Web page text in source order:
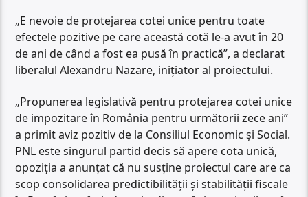
„E nevoie de protejarea cotei unice pentru toate
efectele pozitive pe care această cotă le-a avut în 20
de ani de când a fost ea pusă în practică”, a declarat
liberalul Alexandru Nazare, inițiator al proiectului.
„Propunerea legislativă pentru protejarea cotei unice
de impozitare în România pentru următorii zece ani”
a primit aviz pozitiv de la Consiliul Economic și Social.
PNL este singurul partid decis să apere cota unică,
opoziția a anunțat că nu susține proiectul care are ca
scop consolidarea predictibilității și stabilității fiscale